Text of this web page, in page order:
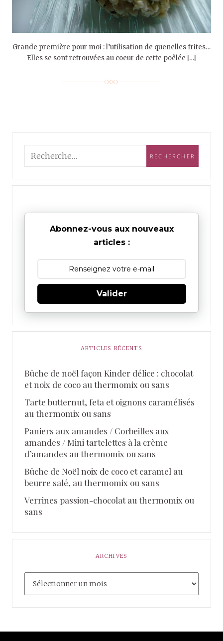
Grande première pour moi : l’utilisation de quenelles frites…
Elles se sont retrouvées au coeur de cette poêlée […]
Abonnez-vous aux nouveaux
articles :
Valider
ARTICLES RÉCENTS
Bûche de noël façon Kinder délice : chocolat
et noix de coco au thermomix ou sans
Tarte butternut, feta et oignons caramélisés
au thermomix ou sans
Paniers aux amandes / Corbeilles aux
amandes / Mini tartelettes à la crème
d’amandes au thermomix ou sans
Bûche de Noël noix de coco et caramel au
beurre salé, au thermomix ou sans
Verrines passion-chocolat au thermomix ou
sans
ARCHIVES